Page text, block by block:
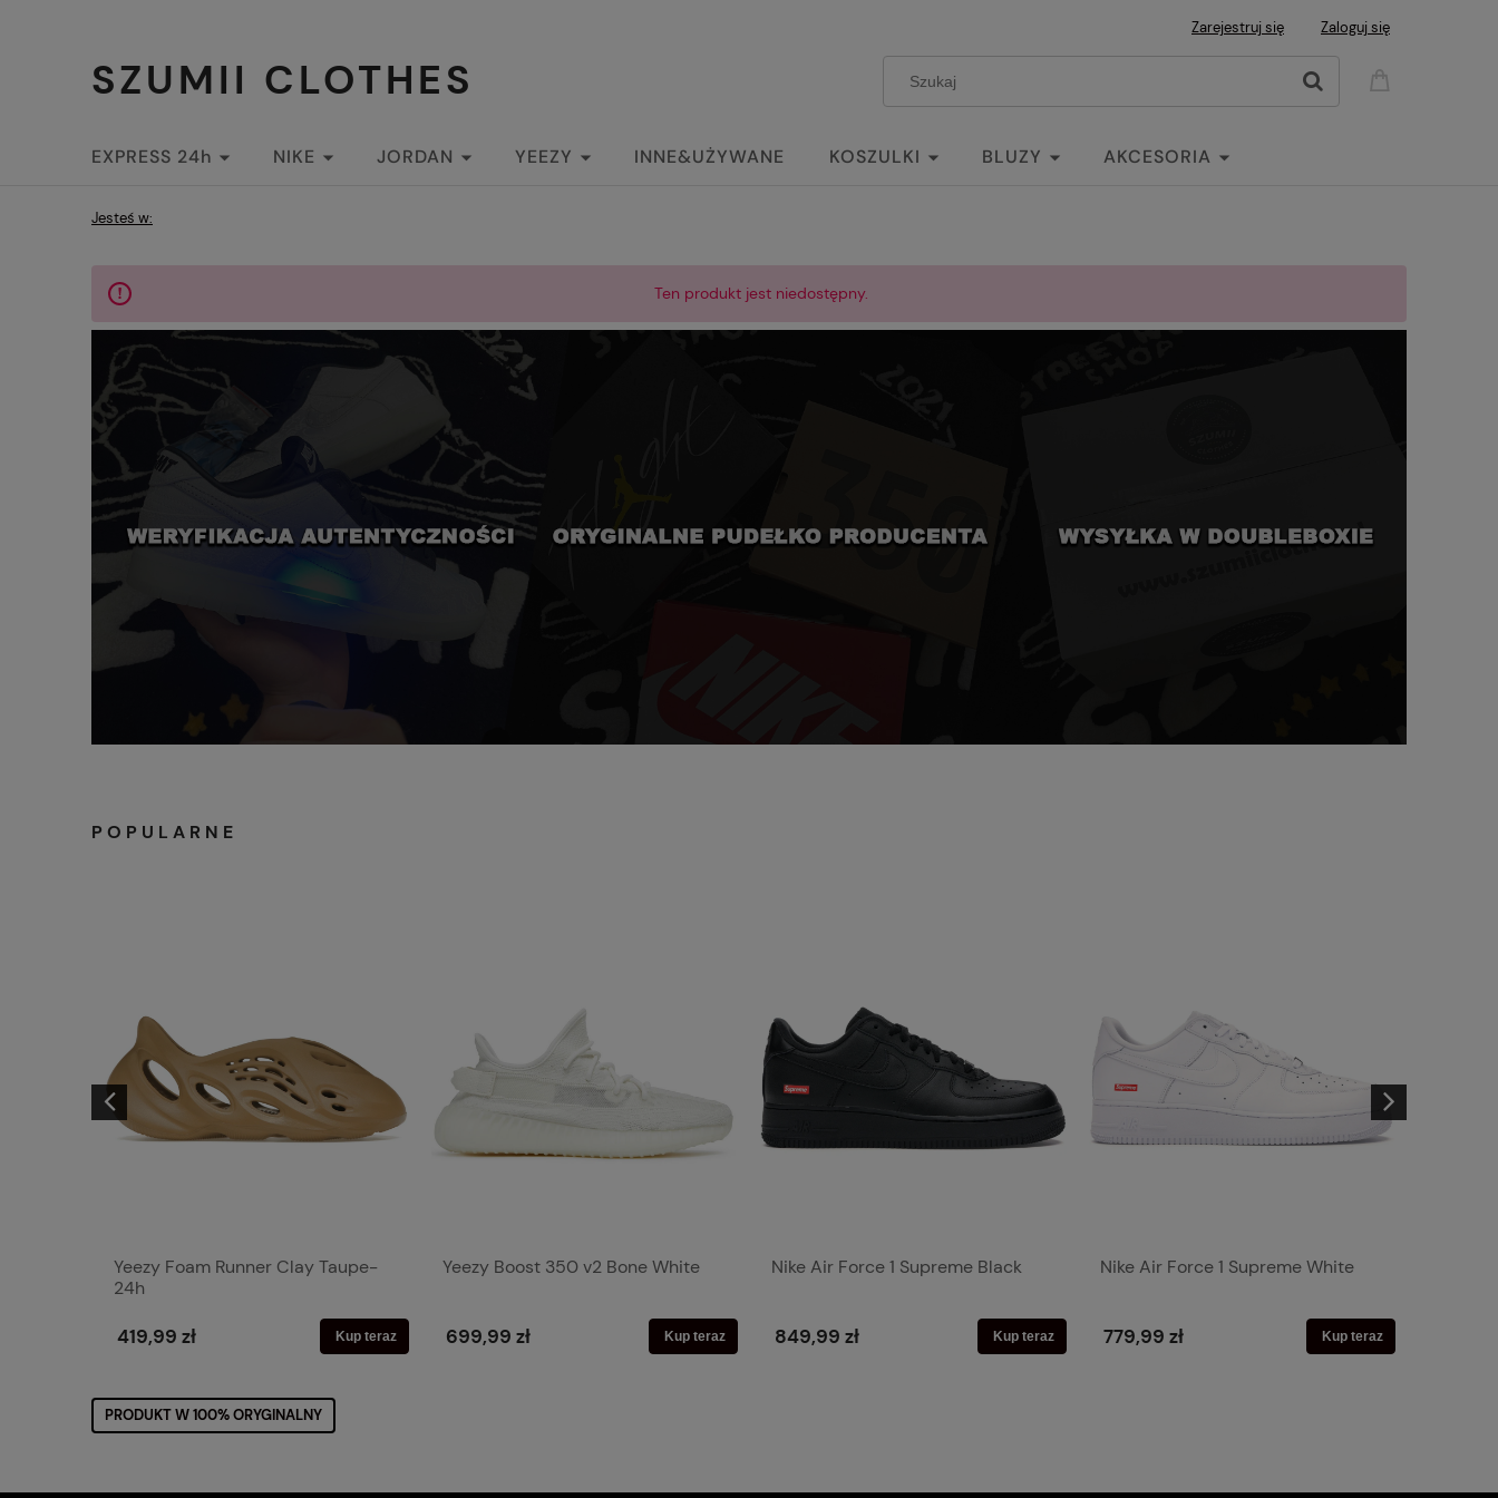
Zarejestruj się Zaloguj się
SZUMII CLOTHES
EXPRESS 24h NIKE JORDAN YEEZY INNE&UŻYWANE KOSZULKI BLUZY AKCESORIA
STREETWEAR
Jesteś w:
Ten produkt jest niedostępny.
POPULARNE
Yeezy Foam Runner Clay Taupe-
24h
419,99 zł Kup teraz
Yeezy Boost 350 v2 Bone White
699,99 zł Kup teraz
Nike Air Force 1 Supreme Black
849,99 zł Kup teraz
Nike Air Force 1 Supreme White
779,99 zł Kup teraz
PRODUKT W 100% ORYGINALNY